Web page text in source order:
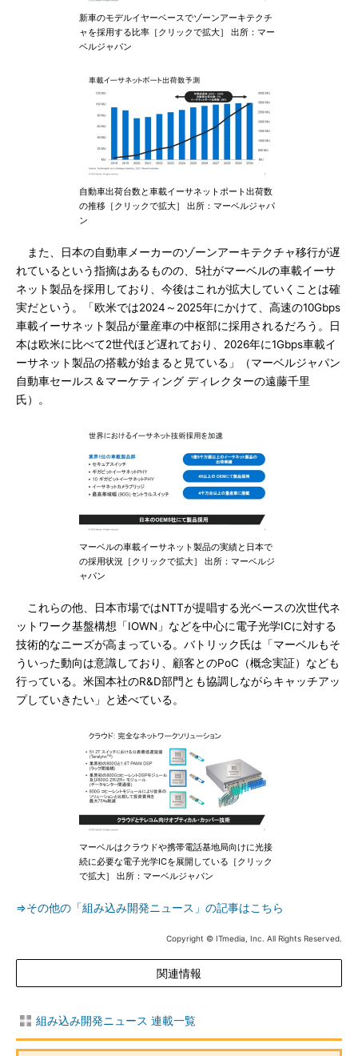
新車のモデルイヤーベースでゾーンアーキテクチ
ャを採用する比率［クリックで拡大］ 出所：マー
ベルジャパン
自動車出荷台数と車載イーサネットポート出荷数
の推移［クリックで拡大］ 出所：マーベルジャパ
ン
また、日本の自動車メーカーのゾーンアーキテクチャ移行が遅
れているという指摘はあるものの、5社がマーベルの車載イーサ
ネット製品を採用しており、今後はこれが拡大していくことは確
実だという。「欧米では2024～2025年にかけて、高速の10Gbps
車載イーサネット製品が量産車の中枢部に採用されるだろう。日
本は欧米に比べて2世代ほど遅れており、2026年に1Gbps車載イ
ーサネット製品の搭載が始まると見ている」（マーベルジャパン
自動車セールス＆マーケティング ディレクターの遠藤千里
氏）。
マーベルの車載イーサネット製品の実績と日本で
の採用状況［クリックで拡大］ 出所：マーベルジ
ャパン
これらの他、日本市場ではNTTが提唱する光ベースの次世代ネ
ットワーク基盤構想「IOWN」などを中心に電子光学ICに対する
技術的なニーズが高まっている。バトリック氏は「マーベルもそ
ういった動向は意識しており、顧客とのPoC（概念実証）なども
行っている。米国本社のR&D部門とも協調しながらキャッチアッ
プしていきたい」と述べている。
マーベルはクラウドや携帯電話基地局向けに光接
続に必要な電子光学ICを展開している［クリック
で拡大］ 出所：マーベルジャパン
⇒その他の「組み込み開発ニュース」の記事はこちら
Copyright © ITmedia, Inc. All Rights Reserved.
関連情報
組み込み開発ニュース 連載一覧